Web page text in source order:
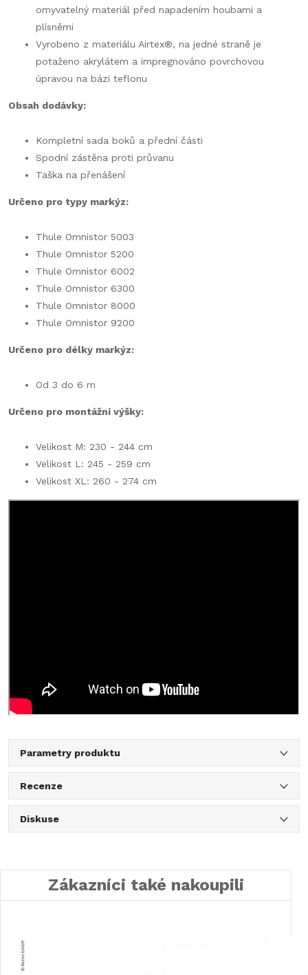
omyvatelný materiál před napadením houbami a
plísněmi
Vyrobeno z materiálu Airtex®, na jedné straně je
potaženo akrylátem a impregnováno povrchovou
úpravou na bázi teflonu
Obsah dodávky:
Kompletní sada boků a přední části
Spodní zástěna proti průvanu
Taška na přenášení
Určeno pro typy markýz:
Thule Omnistor 5003
Thule Omnistor 5200
Thule Omnistor 6002
Thule Omnistor 6300
Thule Omnistor 8000
Thule Omnistor 9200
Určeno pro délky markýz:
Od 3 do 6 m
Určeno pro montážní výšky:
Velikost M: 230 - 244 cm
Velikost L: 245 - 259 cm
Velikost XL: 260 - 274 cm
Parametry produktu
Recenze
Diskuse
Zákazníci také nakoupili